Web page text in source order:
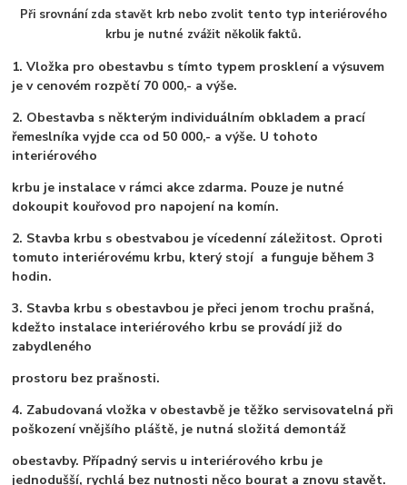
Při srovnání zda stavět krb nebo zvolit tento typ interiérového
krbu je nutné zvážit několik faktů.
1. Vložka pro obestavbu s tímto typem prosklení a výsuvem
je v cenovém rozpětí 70 000,- a výše.
2. Obestavba s některým individuálním obkladem a prací
řemeslníka vyjde cca od 50 000,- a výše. U tohoto
interiérového
krbu je instalace v rámci akce zdarma. Pouze je nutné
dokoupit kouřovod pro napojení na komín.
2. Stavba krbu s obestvabou je vícedenní záležitost. Oproti
tomuto interiérovému krbu, který stojí a funguje během 3
hodin.
3. Stavba krbu s obestavbou je přeci jenom trochu prašná,
kdežto instalace interiérového krbu se provádí již do
zabydleného
prostoru bez prašnosti.
4. Zabudovaná vložka v obestavbě je těžko servisovatelná při
poškození vnějšího pláště, je nutná složitá demontáž
obestavby. Případný servis u interiérového krbu je
jednodušší, rychlá bez nutnosti něco bourat a znovu stavět.